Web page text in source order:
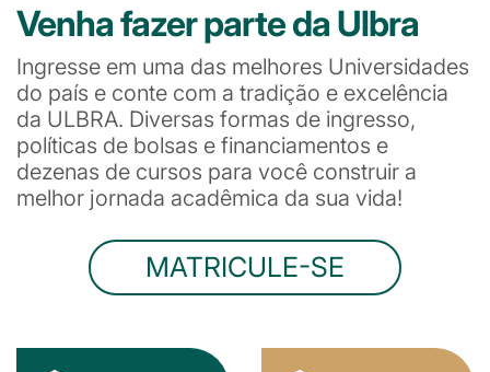
Venha fazer parte da Ulbra
Ingresse em uma das melhores Universidades
do país e conte com a tradição e excelência
da ULBRA. Diversas formas de ingresso,
políticas de bolsas e financiamentos e
dezenas de cursos para você construir a
melhor jornada acadêmica da sua vida!
MATRICULE-SE